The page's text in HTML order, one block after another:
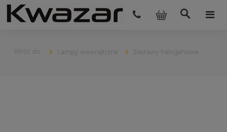
Lampy wewnętrzne Zestawy halogenowe